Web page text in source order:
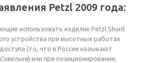
Petzl 2009 года:
использовать изделие Petzl Shunt
устройства при высотных работах
(то, что в России называют
) или при позиционировании,